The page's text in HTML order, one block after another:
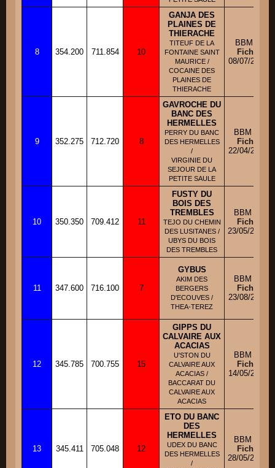
8 354.200 711.854 10
GANJA DES
PLAINES DE
THIERACHE
TITEUF DE LA
FONTAINE SAINT
MAURICE /
COCAINE DES
PLAINES DE
THIERACHE
BBM F
Fiche
08/07/2011
9 352.275 712.720 8
GAVROCHE DU
BANC DES
HERMELLES
PERRY DU BANC
DES HERMELLES
/
VIRGINIE DU
SEJOUR DE LA
PETITE SAULE
BBM M
Fiche
22/04/2011
10 350.350 709.412 11
FUSTY DU
BOIS DES
TREMBLES
TEJO DU CHEMIN
DES LUSITANES /
UBYS DU BOIS
DES TREMBLES
BBM M
Fiche
23/05/2010
11 347.600 716.100 7
GYBUS
AKIM DES
BERGERS
D'ECOUVES /
THEA-TEREZ
BBM M
Fiche
23/08/2011
12 345.785 700.755 15
GIPPS DU
CALVAIRE AUX
ACACIAS
U'STON DU
CALVAIRE AUX
ACACIAS /
BACCARAT DU
CALVAIRE AUX
ACACIAS
BBM M
Fiche
14/05/2011
13 345.411 705.048 12
ETO DU BANC
DES
HERMELLES
UDEX DU BANC
DES HERMELLES
/
BBM M
Fiche
28/05/2009